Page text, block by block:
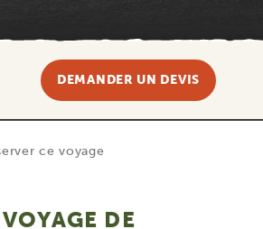
DEMANDER UN DEVIS
ce voyage
DE